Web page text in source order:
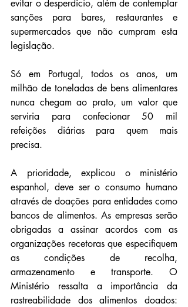
evitar o desperdício, além de contemplar
sanções para bares, restaurantes e
supermercados que não cumpram esta
legislação.
Só em Portugal, todos os anos, um
milhão de toneladas de bens alimentares
nunca chegam ao prato, um valor que
serviria para confecionar 50 mil
refeições diárias para quem mais
precisa.
A prioridade, explicou o ministério
espanhol, deve ser o consumo humano
através de doações para entidades como
bancos de alimentos. As empresas serão
obrigadas a assinar acordos com as
organizações recetoras que especifiquem
as condições de recolha,
armazenamento e transporte. O
Ministério ressalta a importância da
rastreabilidade dos alimentos doados: